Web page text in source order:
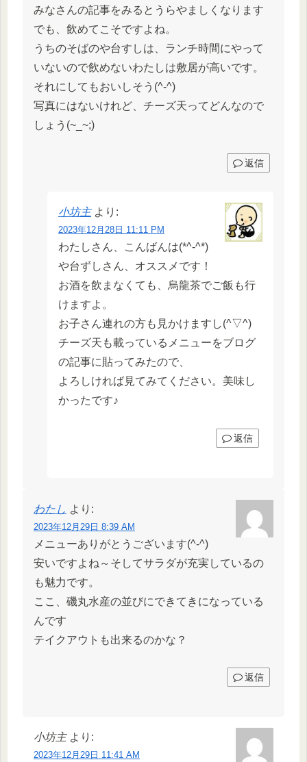
みなさんの記事をみるとうらやましくなります
でも、飲めてこそですよね。
うちのそばのや台すしは、ランチ時間にやって
いないので飲めないわたしは敷居が高いです。
それにしてもおいしそう(^-^)
写真にはないけれど、チーズ天ってどんなので
しょう(~_~;)
返信
小坊主 より:
2023年12月28日 11:11 PM
わたしさん、こんばんは(*^-^*)
や台ずしさん、オススメです！
お酒を飲まなくても、烏龍茶でご飯も行
けますよ。
お子さん連れの方も見かけますし(^▽^)
チーズ天も載っているメニューをブログ
の記事に貼ってみたので、
よろしければ見てみてください。美味し
かったです♪
返信
わたし より:
2023年12月29日 8:39 AM
メニューありがとうございます(^-^)
安いですよね～そしてサラダが充実しているの
も魅力です。
ここ、磯丸水産の並びにできてきになっている
んです
テイクアウトも出来るのかな？
返信
小坊主 より:
2023年12月29日 11:41 AM